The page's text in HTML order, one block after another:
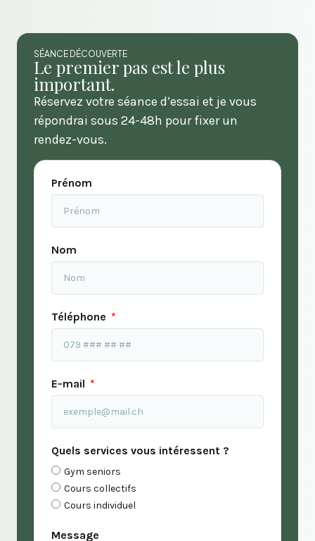
SÉANCE DÉCOUVERTE
Le premier pas est le plus
important.
Réservez votre séance d’essai et je vous
répondrai sous 24-48h pour fixer un
rendez-vous.
Prénom
Nom
Téléphone
E-mail
Quels services vous intéressent ?
Gym seniors
Cours collectifs
Cours individuel
Message